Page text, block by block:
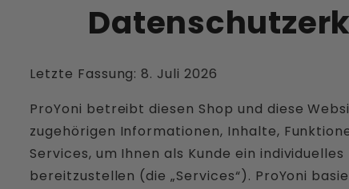
Letzte Fassung: 8. Juli 2026
ProYoni betreibt diesen Shop und diese
zugehörigen Informationen, Inhalte,
Services, um Ihnen als Kunde ein
bereitzustellen (die „Services“). ProYoni